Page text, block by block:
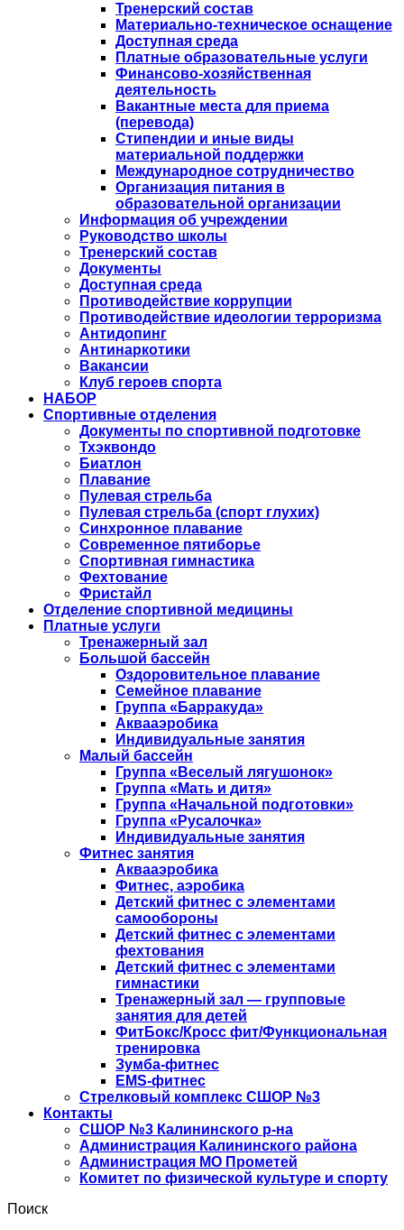
Тренерский состав
Материально-техническое оснащение
Доступная среда
Платные образовательные услуги
Финансово-хозяйственная
деятельность
Вакантные места для приема
(перевода)
Стипендии и иные виды
материальной поддержки
Международное сотрудничество
Организация питания в
образовательной организации
Информация об учреждении
Руководство школы
Тренерский состав
Документы
Доступная среда
Противодействие коррупции
Противодействие идеологии терроризма
Антидопинг
Антинаркотики
Вакансии
Клуб героев спорта
НАБОР
Спортивные отделения
Документы по спортивной подготовке
Тхэквондо
Биатлон
Плавание
Пулевая стрельба
Пулевая стрельба (спорт глухих)
Синхронное плавание
Современное пятиборье
Спортивная гимнастика
Фехтование
Фристайл
Отделение спортивной медицины
Платные услуги
Тренажерный зал
Большой бассейн
Оздоровительное плавание
Семейное плавание
Группа «Барракуда»
Аквааэробика
Индивидуальные занятия
Малый бассейн
Группа «Веселый лягушонок»
Группа «Мать и дитя»
Группа «Начальной подготовки»
Группа «Русалочка»
Индивидуальные занятия
Фитнес занятия
Аквааэробика
Фитнес, аэробика
Детский фитнес с элементами
самообороны
Детский фитнес с элементами
фехтования
Детский фитнес с элементами
гимнастики
Тренажерный зал — групповые
занятия для детей
ФитБокс/Кросс фит/Функциональная
тренировка
Зумба-фитнес
EMS-фитнес
Стрелковый комплекс СШОР №3
Контакты
СШОР №3 Калининского р-на
Администрация Калининского района
Администрация МО Прометей
Комитет по физической культуре и спорту
Поиск